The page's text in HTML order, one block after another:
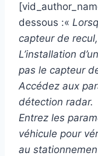
dessous :«
capteur de recul,
L’installation
pas le capteur
Accédez aux
détection radar.
Entrez les
véhicule pour
au